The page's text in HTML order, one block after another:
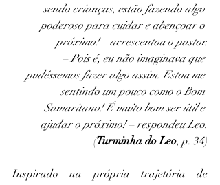
sendo crianças, estão fazendo algo
poderoso para cuidar e abençoar o
próximo! – acrescentou o pastor.
– Pois é, eu não imaginava que
pudéssemos fazer algo assim. Estou me
sentindo um pouco como o Bom
Samaritano! É muito bom ser útil e
ajudar o próximo! – respondeu Leo.
(Turminha do Leo, p. 34)
Inspirado na própria trajetória de